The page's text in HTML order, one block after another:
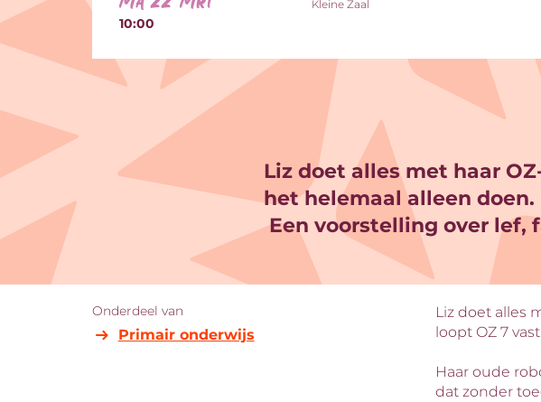
10:00
Kleine Zaal
Liz doet alles met haar
het helemaal alleen
Een voorstelling over lef,
Liz doet alles
loopt OZ 7
Haar oude
dat zonder
Onderdeel van
Primair onderwijs